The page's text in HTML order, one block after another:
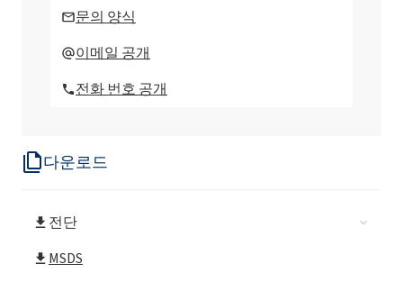
다운로드
전단
MSDS
ROKAnol®LP200 (폴리옥시알킬렌글리콜에
테르)
ROKAnol® LP2126 (폴리옥시알킬렌 글리콜
문의 양식
이메일 공개
전화 번호 공개